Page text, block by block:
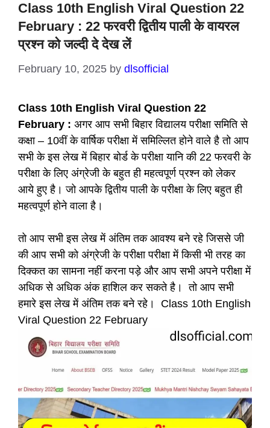
Class 10th English Viral Question 22
February : 22 फरवरी द्वितीय पाली के वायरल
प्रश्न को जल्दी दे देख लें
February 10, 2025 by dlsofficial
Class 10th English Viral Question 22
February : अगर आप सभी बिहार विद्यालय परीक्षा समिति से
कक्षा – 10वीं के वार्षिक परीक्षा में समिल्लित होने वाले है तो आप
सभी के इस लेख में बिहार बोर्ड के परीक्षा यानि की 22 फरवरी के
परीक्षा के लिए अंग्रेजी के बहुत ही महत्वपूर्ण प्रश्न को लेकर
आये हुए है। जो आपके द्वितीय पाली के परीक्षा के लिए बहुत ही
महत्वपूर्ण होने वाला है।
तो आप सभी इस लेख में अंतिम तक आवश्य बने रहे जिससे जी
की आप सभी को अंग्रेजी के परीक्षा परीक्षा में किसी भी तरह का
दिक्कत का सामना नहीं करना पड़े और आप सभी अपने परीक्षा में
अधिक से अधिक अंक हाशिल कर सकते है। तो आप सभी
हमारे इस लेख में अंतिम तक बने रहे। Class 10th English
Viral Question 22 February